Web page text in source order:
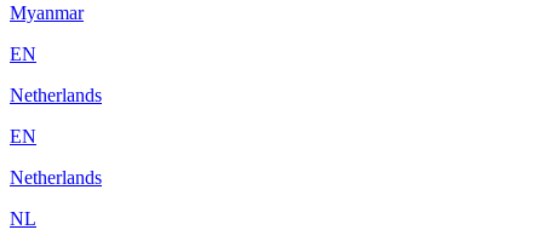
Myanmar
EN
Netherlands
EN
Netherlands
NL